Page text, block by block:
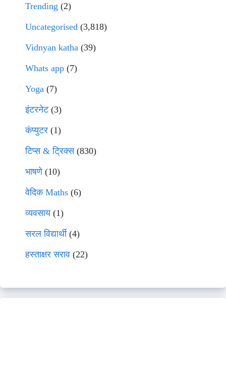
Trending (2)
Uncategorised (3,818)
Vidnyan katha (39)
Whats app (7)
Yoga (7)
इंटरनेट(3)
कंप्युटर (1)
टिप्स & ट्रिक्स(830)
भाषणे(10)
वेदिक Maths (6)
व्यवसाय(1)
सरल विद्यार्थी(4)
हस्ताक्षर सराव (22)